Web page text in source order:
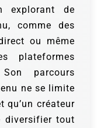
explorant de
comme des
ou même
plateformes
parcours
ne se limite
qu’un créateur
diversifier tout